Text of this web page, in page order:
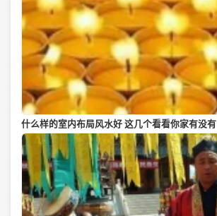
什么样的室内布局风水好 这几个看看你家有没有